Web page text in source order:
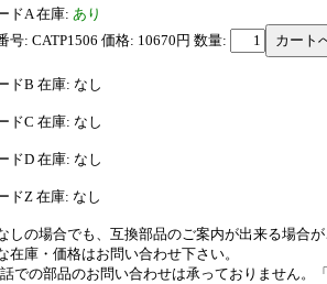
ドA 在庫: あり
号: CATP1506 価格: 10670円 数量:
ドB 在庫: なし
ドC 在庫: なし
ドD 在庫: なし
ドZ 在庫: なし
しの場合でも、互換部品のご案内が出来る場合
在庫・価格はお問い合わせ下さい。
での部品のお問い合わせは承っておりません。